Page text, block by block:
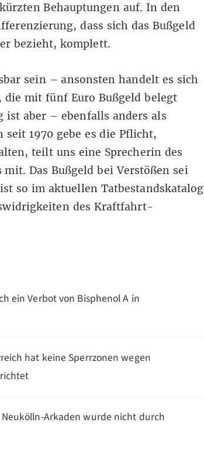
Behauptungen auf. In den
dass sich das Bußgeld
bezieht, komplett.
sein – ansonsten handelt es sich
die mit fünf Euro Bußgeld belegt
ist aber – ebenfalls anders als
1970 gebe es die Pflicht,
teilt uns eine Sprecherin des
Das Bußgeld bei Verstößen sei
so im aktuellen Tatbestandskatalog
des Kraftfahrt-
ein Verbot von Bisphenol A in
hat keine Sperrzonen wegen
Arkaden wurde nicht durch